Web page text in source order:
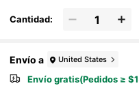
Cantidad:
Envío a United States
Envío gratis(Pedidos ≥